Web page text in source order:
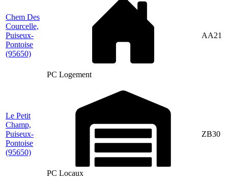
Chem Des
Courcelle,
Puiseux-
Pontoise
(95650)
PC Logement
AA21
Le Petit
Champ,
Puiseux-
Pontoise
(95650)
PC Locaux
ZB30